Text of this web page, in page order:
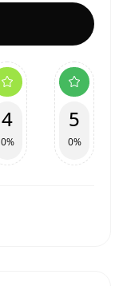
4
0%
5
0%